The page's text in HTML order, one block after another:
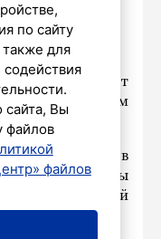
запустят
Об этом
многих рейсах в
Поэтому мы
между Москвой
в сообщении.
по сайту
для
содействия
сайта, Вы
файлов
файлов